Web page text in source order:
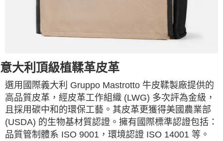
意大利頂級植鞣革皮革
選用國際義大利 Gruppo Mastrotto 牛皮鞣製廠提供的
高品質皮革，經皮革工作組織 (LWG) 多次評為金級，
且採用碳中和的環保工藝。其皮革更獲得美國農業部
(USDA) 的生物基材質認證。擁有國際標準認證包括：
品質管制體系 ISO 9001，環境認證 ISO 14001 等。